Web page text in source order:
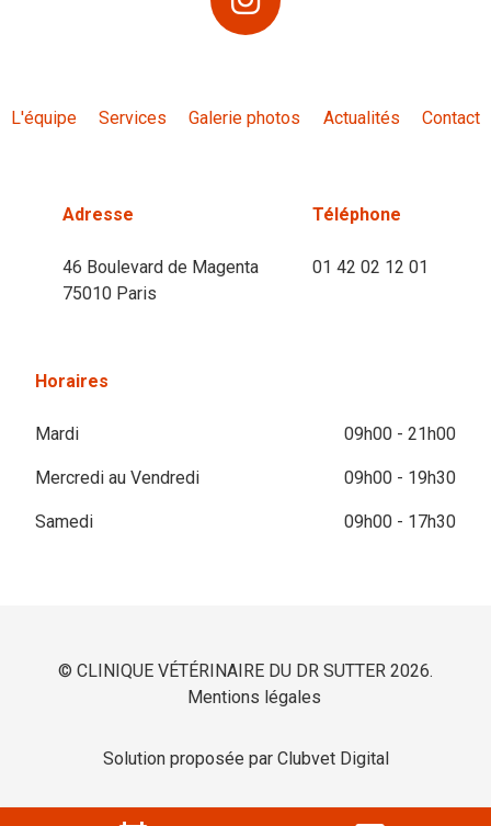
L'équipe Services Galerie photos Actualités Contact
Adresse
46 Boulevard de Magenta
75010 Paris
Téléphone
01 42 02 12 01
Horaires
Mardi 09h00 - 21h00
Mercredi au Vendredi 09h00 - 19h30
Samedi 09h00 - 17h30
© CLINIQUE VÉTÉRINAIRE DU DR SUTTER 2026.
Mentions légales
Solution proposée par Clubvet Digital